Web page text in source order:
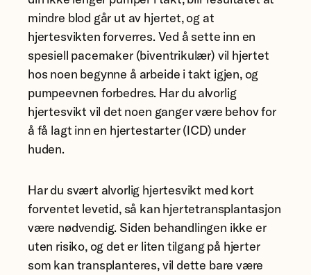
mindre blod går ut av hjertet, og at
hjertesvikten forverres. Ved å sette inn en
spesiell pacemaker (biventrikulær) vil hjertet
hos noen begynne å arbeide i takt igjen, og
pumpeevnen forbedres. Har du alvorlig
hjertesvikt vil det noen ganger være behov for
å få lagt inn en hjertestarter (ICD) under
huden.
Har du svært alvorlig hjertesvikt med kort
forventet levetid, så kan hjertetransplantasjon
være nødvendig. Siden behandlingen ikke er
uten risiko, og det er liten tilgang på hjerter
som kan transplanteres, vil dette bare være